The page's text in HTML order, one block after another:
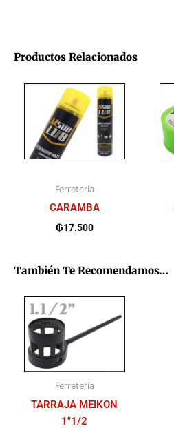
Productos Relacionados
Ferretería
CARAMBA
₲17.500
También Te Recomendamos…
Ferretería
TARRAJA MEIKON
1″1/2